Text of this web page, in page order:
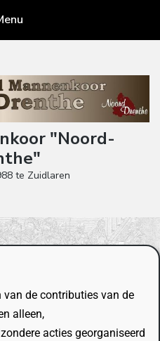
"Noord-
te Zuidlaren
de contributies van de
alleen,
acties georganiseerd